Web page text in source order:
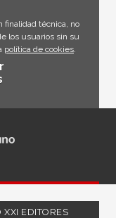
finalidad técnica, no
los usuarios sin su
política de cookies.
EDITORES